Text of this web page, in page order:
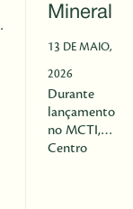
Mineral
13 DE MAIO,
2026
Durante
lançamento
no MCTI,
Centro